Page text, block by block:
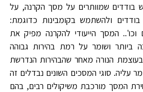
בודדים שמוותרים על מסך הקרנה, על
ולהשתמש בקומבינות כדוגמת:
וכו'.. המסך הייעודי להקרנה מפיק את
ביותר ושומר על רמת בהירות גבוהה
הנורה מאחר שהבהירות הנדרשת
עליה. סוגי המסכים השונים נבדלים זה
המסך מורכבת משיקולים רבים, בהם